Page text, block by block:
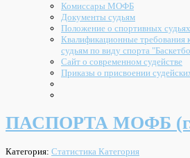
Комиссары МОФБ
Документы судьям
Положение о спортивных судьях
Квалификационные требования
судьям по виду спорта
Сайт о современном судействе
Приказы о присвоении
ПАСПОРТА МОФБ (г.
Категория: Статистика Категория